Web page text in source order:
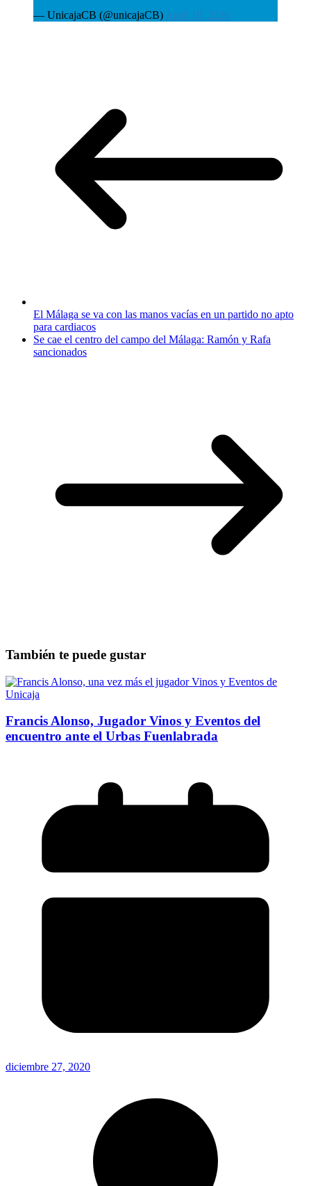
— UnicajaCB (@unicajaCB) April 19, 2026
El Málaga se va con las manos vacías en un partido no apto
para cardiacos
Se cae el centro del campo del Málaga: Ramón y Rafa
sancionados
También te puede gustar
Francis Alonso, Jugador Vinos y Eventos del
encuentro ante el Urbas Fuenlabrada
diciembre 27, 2020